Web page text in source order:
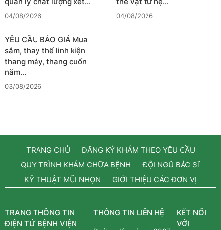
04/08/2026 04/08/2026
YÊU CẦU BÁO GIÁ Mua
sắm, thay thế linh kiện
thang máy, thang cuốn
năm…
03/08/2026
TRANG CHỦ
ĐĂNG KÝ KHÁM THEO YÊU CẦU
QUY TRÌNH KHÁM CHỮA BỆNH
ĐỘI NGŨ BÁC SĨ
KỸ THUẬT MŨI NHỌN
GIỚI THIỆU CÁC ĐƠN VỊ
TRANG THÔNG TIN
ĐIỆN TỬ BỆNH VIỆN
THÔNG TIN LIÊN HỆ
KẾT NỐI
VỚI